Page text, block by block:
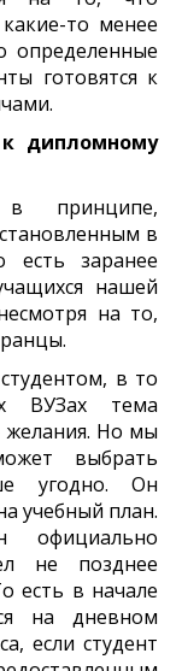
то менее
определенные
готовятся к
дипломному
принципе,
в
заранее
нашей
на то,
в то
ВУЗах тема
желания. Но мы
выбрать
угодно. Он
учебный план.
официально
не позднее
есть в начале
на дневном
если студент